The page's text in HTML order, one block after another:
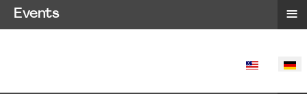
SPRACHE
Events ≡